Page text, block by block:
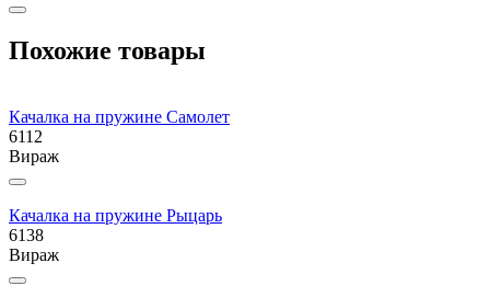
Похожие товары
Качалка на пружине Самолет
6112
Вираж
Качалка на пружине Рыцарь
6138
Вираж